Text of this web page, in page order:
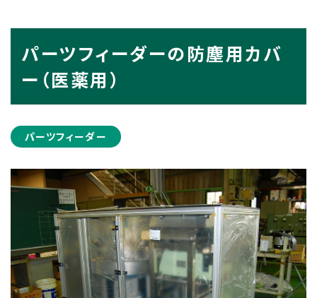
パーツフィーダーの防塵用カバ
ー（医薬用）
パーツフィーダー